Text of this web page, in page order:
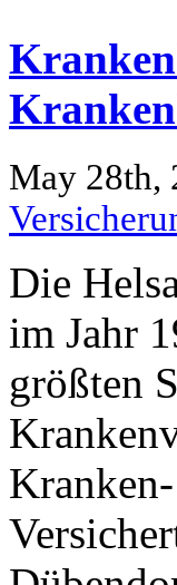
May 28th,
Die
im Jahr
größten